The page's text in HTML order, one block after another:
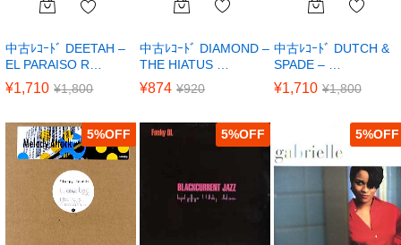
中古ﾚｺｰﾄﾞ DEETAH –
EL PARAISO R…
¥1,710 ¥1,800
中古ﾚｺｰﾄﾞ DIAMOND –
THE HIATUS …
¥874 ¥920
中古ﾚｺｰﾄﾞ DUTCH &
SPADE – …
¥1,710 ¥1,800
5% 5% 5%